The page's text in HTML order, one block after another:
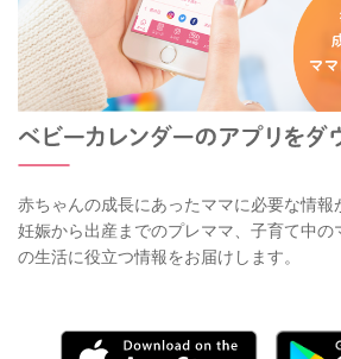
赤ちゃんの成長にあったママに必要な情報
妊娠から出産までのプレママ、子育て中の
の生活に役立つ情報をお届けします。